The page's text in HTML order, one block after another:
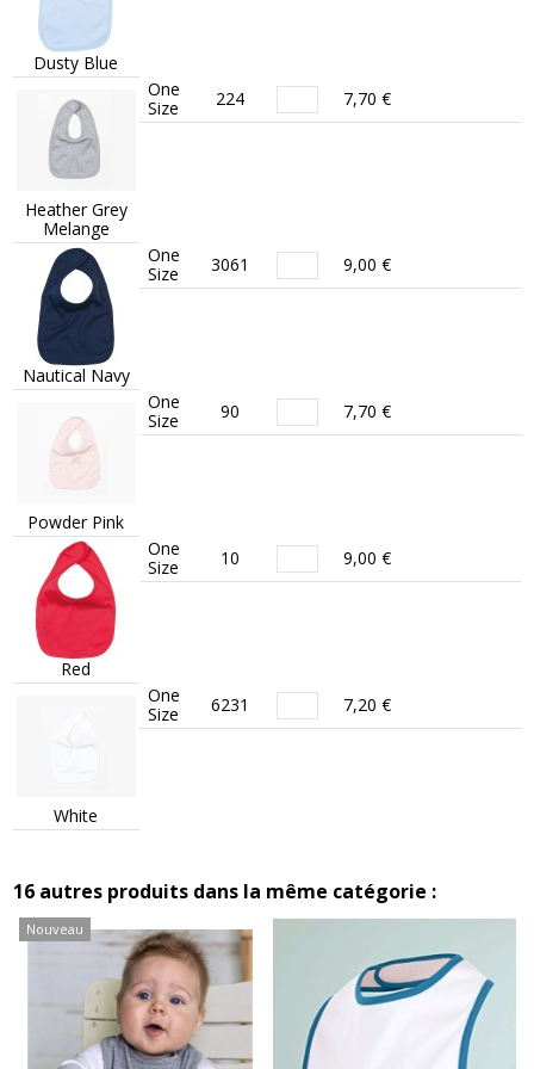
Dusty Blue
Heather Grey
Melange
One
Size
224 7,70 €
Nautical Navy
One
Size
3061 9,00 €
Powder Pink
One
Size
90 7,70 €
Red
One
Size
10 9,00 €
White
One
Size
6231 7,20 €
16 autres produits dans la même catégorie :
Nouveau